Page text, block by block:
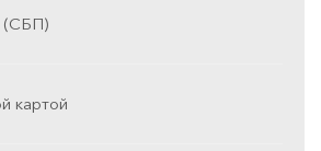
(СБП)
картой